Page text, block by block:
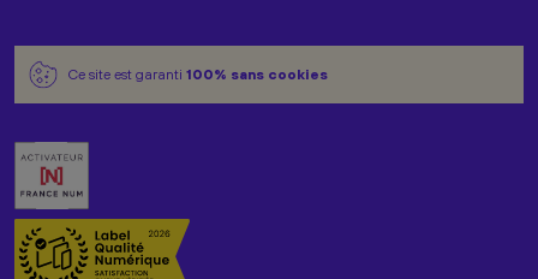
Ce site est garanti 100% sans cookies